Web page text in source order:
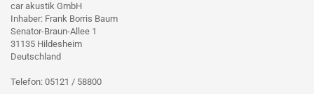
car akustik GmbH
Inhaber: Frank Borris Baum
Senator-Braun-Allee 1
31135 Hildesheim
Deutschland
Telefon: 05121 / 58800